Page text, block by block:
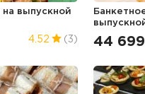
на выпускной
4.52 (3)
выпускной
44